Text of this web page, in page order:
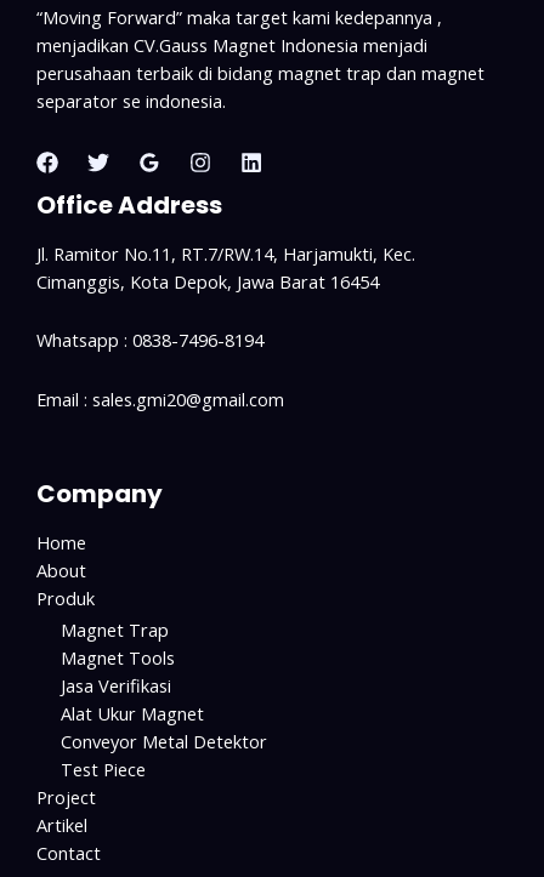
“Moving Forward” maka target kami kedepannya ,
menjadikan CV.Gauss Magnet Indonesia menjadi
perusahaan terbaik di bidang magnet trap dan magnet
separator se indonesia.
Office Address
Jl. Ramitor No.11, RT.7/RW.14, Harjamukti, Kec.
Cimanggis, Kota Depok, Jawa Barat 16454
Whatsapp : 0838-7496-8194
Email : sales.gmi20@gmail.com
Company
Home
About
Produk
Magnet Trap
Magnet Tools
Jasa Verifikasi
Alat Ukur Magnet
Conveyor Metal Detektor
Test Piece
Project
Artikel
Contact